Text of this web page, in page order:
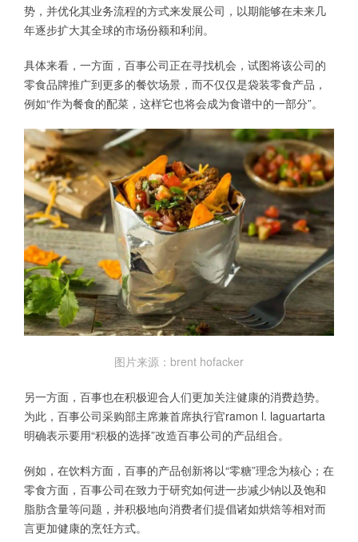
势，并优化其业务流程的方式来发展公司，以期能够在未来几
年逐步扩大其全球的市场份额和利润。
具体来看，一方面，百事公司正在寻找机会，试图将该公司的
零食品牌推广到更多的餐饮场景，而不仅仅是袋装零食产品，
例如“作为餐食的配菜，这样它也将会成为食谱中的一部分”。
图片来源：brent hofacker
另一方面，百事也在积极迎合人们更加关注健康的消费趋势。
为此，百事公司采购部主席兼首席执行官ramon l. laguartarta
明确表示要用“积极的选择”改造百事公司的产品组合。
例如，在饮料方面，百事的产品创新将以“零糖”理念为核心；在
零食方面，百事公司在致力于研究如何进一步减少钠以及饱和
脂肪含量等问题，并积极地向消费者们提倡诸如烘焙等相对而
言更加健康的烹饪方式。